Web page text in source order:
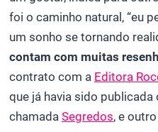
foi o caminho natural, “eu
um sonho se tornando
contam com muitas
contrato com a Editora
que já havia sido
chamada Segredos, e